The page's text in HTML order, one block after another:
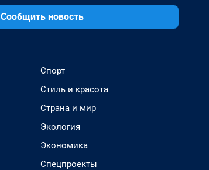
Сообщить новость
Спорт
Стиль и красота
Страна и мир
Экология
Экономика
Спецпроекты